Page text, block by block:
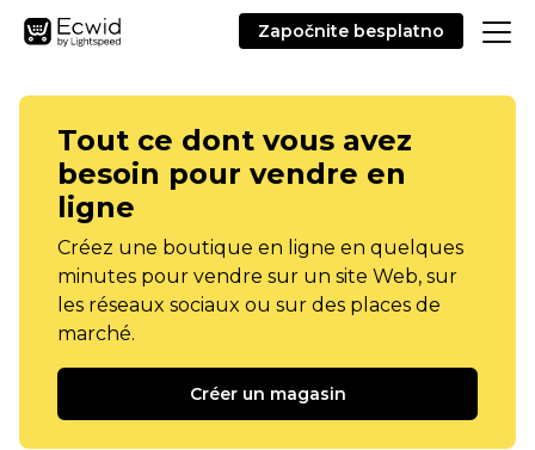
Započnite besplatno
Tout ce dont vous avez
besoin pour vendre en
ligne
Créez une boutique en ligne en quelques
minutes pour vendre sur un site Web, sur
les réseaux sociaux ou sur des places de
marché.
Créer un magasin